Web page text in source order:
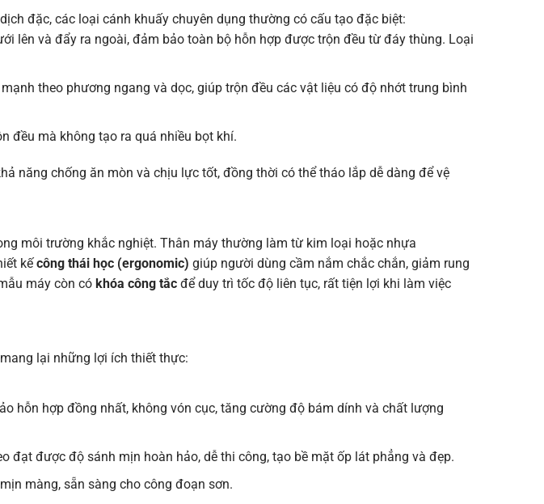
đặc, các loại cánh khuấy chuyên dụng thường có cấu tạo đặc biệt:
lên và đẩy ra ngoài, đảm bảo toàn bộ hỗn hợp được trộn đều từ đáy thùng. Loại
theo phương ngang và dọc, giúp trộn đều các vật liệu có độ nhớt trung bình
đều mà không tạo ra quá nhiều bọt khí.
năng chống ăn mòn và chịu lực tốt, đồng thời có thể tháo lắp dễ dàng để vệ
môi trường khắc nghiệt. Thân máy thường làm từ kim loại hoặc nhựa
kếcông thái học (ergonomic) giúp người dùng cầm nắm chắc chắn, giảm rung
máy còn có khóa công tắc để duy trì tốc độ liên tục, rất tiện lợi khi làm việc
lại những lợi ích thiết thực:
hỗn hợp đồng nhất, không vón cục, tăng cường độ bám dính và chất lượng
đạt được độ sánh mịn hoàn hảo, dễ thi công, tạo bề mặt ốp lát phẳng và đẹp.
màng, sẵn sàng cho công đoạn sơn.